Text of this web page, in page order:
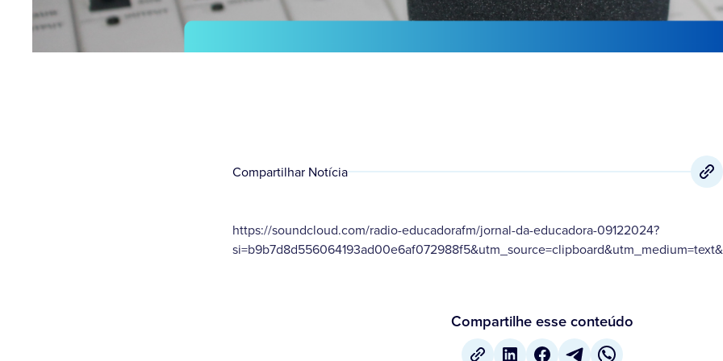
Compartilhar Notícia
https://soundcloud.com/radio-educadorafm/jornal-da-educadora-09122024?
Compartilhe esse conteúdo